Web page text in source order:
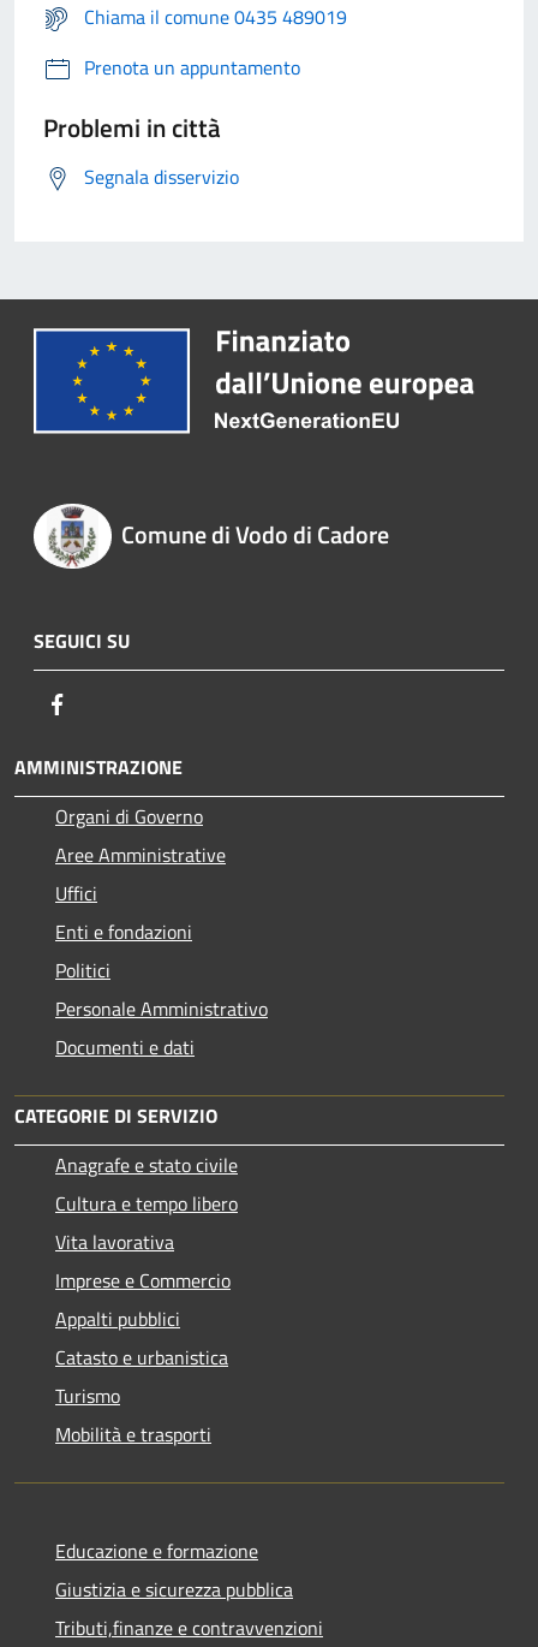
Chiama il comune 0435 489019
Prenota un appuntamento
Problemi in città
Segnala disservizio
Comune di Vodo di Cadore
SEGUICI SU
AMMINISTRAZIONE
Organi di Governo
Aree Amministrative
Uffici
Enti e fondazioni
Politici
Personale Amministrativo
Documenti e dati
CATEGORIE DI SERVIZIO
Anagrafe e stato civile
Cultura e tempo libero
Vita lavorativa
Imprese e Commercio
Appalti pubblici
Catasto e urbanistica
Turismo
Mobilità e trasporti
Educazione e formazione
Giustizia e sicurezza pubblica
Tributi,finanze e contravvenzioni